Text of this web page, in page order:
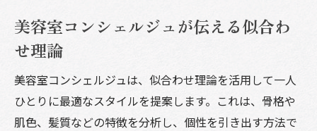
美容室コンシェルジュが伝える似合わ
せ理論
美容室コンシェルジュは、似合わせ理論を活用して一人
ひとりに最適なスタイルを提案します。これは、骨格や
肌色、髪質などの特徴を分析し、個性を引き出す方法で